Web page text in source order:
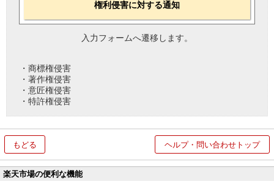
権利侵害に対する通知
入力フォームへ遷移します。
・商標権侵害
・著作権侵害
・意匠権侵害
・特許権侵害
もどる ヘルプ・問い合わせトップ
楽天市場の便利な機能